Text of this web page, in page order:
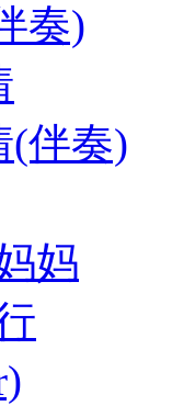
奏)
(伴奏)
妈